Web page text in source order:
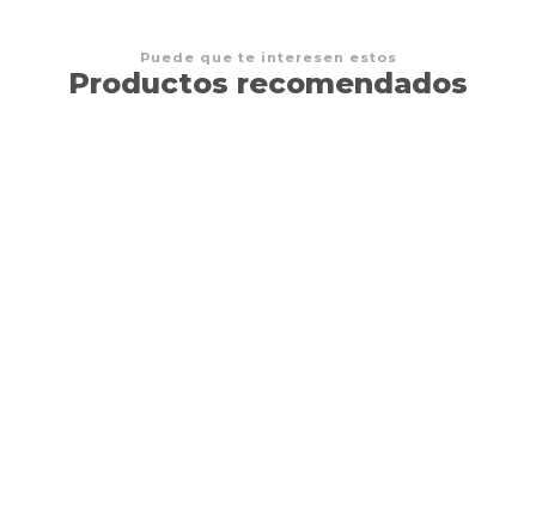
Puede que te interesen estos
Productos recomendados